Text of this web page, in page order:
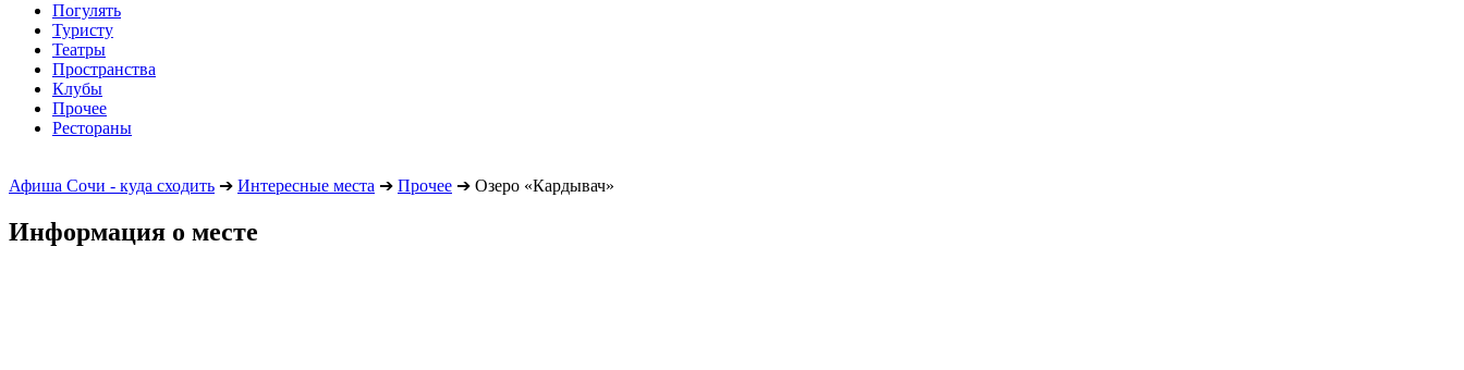
Погулять
Туристу
Театры
Пространства
Клубы
Прочее
Рестораны
Афиша Сочи - куда сходить ➔ Интересные места ➔ Прочее ➔ Озеро «Кардывач»
Информация о месте